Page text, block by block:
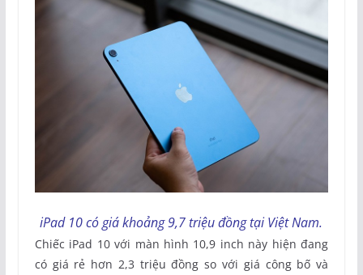
iPad 10 có giá khoảng 9,7 triệu đồng tại Việt Nam.
Chiếc iPad 10 với màn hình 10,9 inch này hiện đang
có giá rẻ hơn 2,3 triệu đồng so với giá công bố và